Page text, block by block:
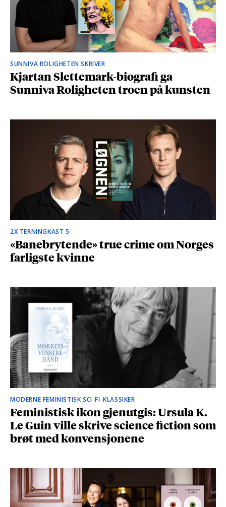
SUNNIVA ROLIGHETEN SKRIVER
Kjartan Slettemark-biografi ga
Sunniva Roligheten troen på kunsten
2X TERNINGKAST 5
«Banebrytende» true crime om Norges
farligste kvinne
MODERNE FEMINISTISK SCI-FI-KLASSIKER
Feministisk ikon gjenutgis: Ursula K.
Le Guin ville skrive science fiction som
brøt med konvensjonene